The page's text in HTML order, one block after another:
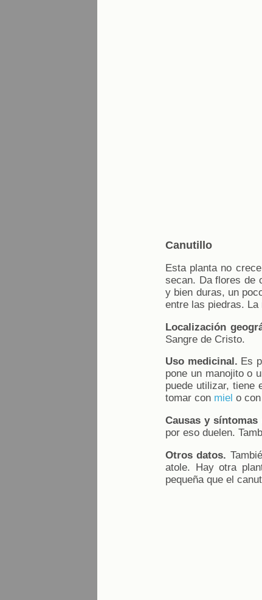
Canutillo
Esta planta no
secan. Da flores de
y bien duras, un
entre las piedras.
Localización
Sangre de Cristo.
Uso medicinal. Es
pone un manojito o
puede utilizar, tiene
tomar con miel o
Causas y síntomas
por eso duelen.
Otros datos.
atole. Hay otra
pequeña que el